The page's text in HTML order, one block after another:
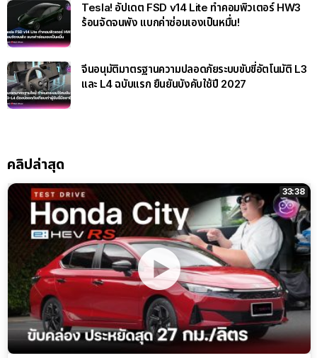
Tesla! อัปเดต FSD v14 Lite ทำคอมพิวเตอร์ HW3
ร้อนจัดจนพัง แบกค่าซ่อมเองเป็นหมื่น!
จีนอนุมัติมาตรฐานความปลอดภัยระบบขับขี่อัตโนมัติ L3
และ L4 ฉบับแรก ยืนยันบังคับใช้ปี 2027
คลิปล่าสุด
33:38